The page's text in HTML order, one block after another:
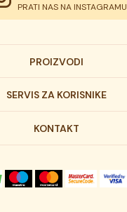
PRATI NAS NA INSTAGRAMU
PROIZVODI
Dečije torte
Svadbene torte
Torta klasici
SERVIS ZA KORISNIKE
Prijava na newsletter
Dostava robe
KONTAKT
Novosti